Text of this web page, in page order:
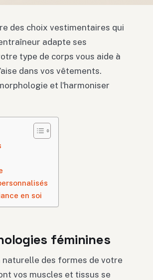
des choix vestimentaires qui
adapte ses
type de corps vous aide à
dans vos vêtements.
et l’harmoniser
en soi
féminines
des formes de votre
vos muscles et tissus se